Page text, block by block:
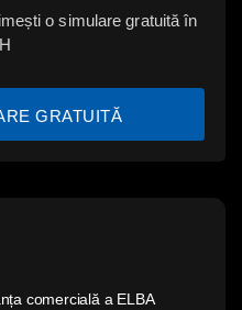
o simulare gratuită în
GRATUITĂ
comercială a ELBA